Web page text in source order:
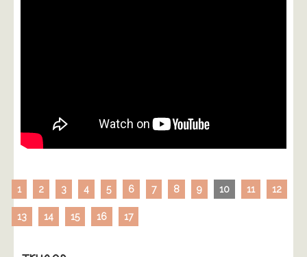
1 2 3 4 5 6 7 8 9 10 11 12
13 14 15 16 17